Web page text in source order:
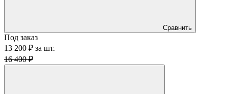
Сравнить
Под заказ
13 200 ₽ за шт.
16 400 ₽